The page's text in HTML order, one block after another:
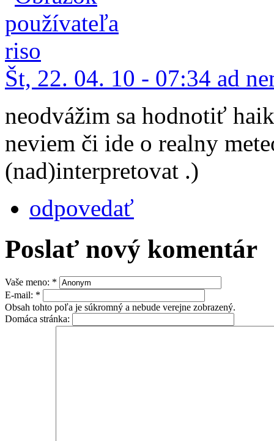
Št, 22. 04. 10 - 07:34 ad
neodvážim sa hodnotiť
neviem či ide o realny
(nad)interpretovat .)
odpovedať
Poslať nový komentár
Vaše meno: *
E-mail: *
Obsah tohto poľa je súkromný a nebude verejne zobrazený.
Domáca stránka: